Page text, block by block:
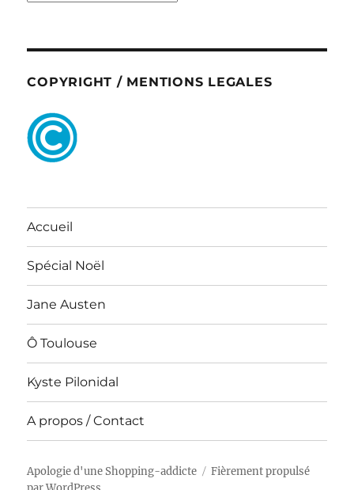
COPYRIGHT / MENTIONS LEGALES
Accueil
Spécial Noël
Jane Austen
Ô Toulouse
Kyste Pilonidal
A propos / Contact
Apologie d'une Shopping-addicte
Fièrement propulsé